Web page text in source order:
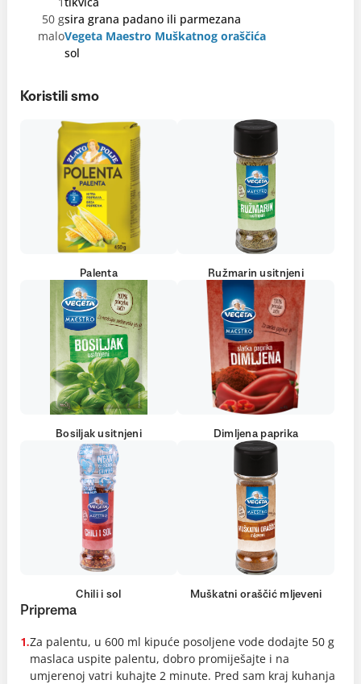
50 gsira grana padano ili parmezana
maloVegeta Maestro Muškatnog oraščića
sol
Koristili smo
Palenta Ružmarin usitnjeni
Bosiljak usitnjeni Dimljena paprika
Chili i sol Muškatni oraščić mljeveni
Priprema
1.Za palentu, u 600 ml kipuće posoljene vode dodajte 50 g
maslaca uspite palentu, dobro promiješajte i na
umjerenoj vatri kuhajte 2 minute. Pred sam kraj kuhanja